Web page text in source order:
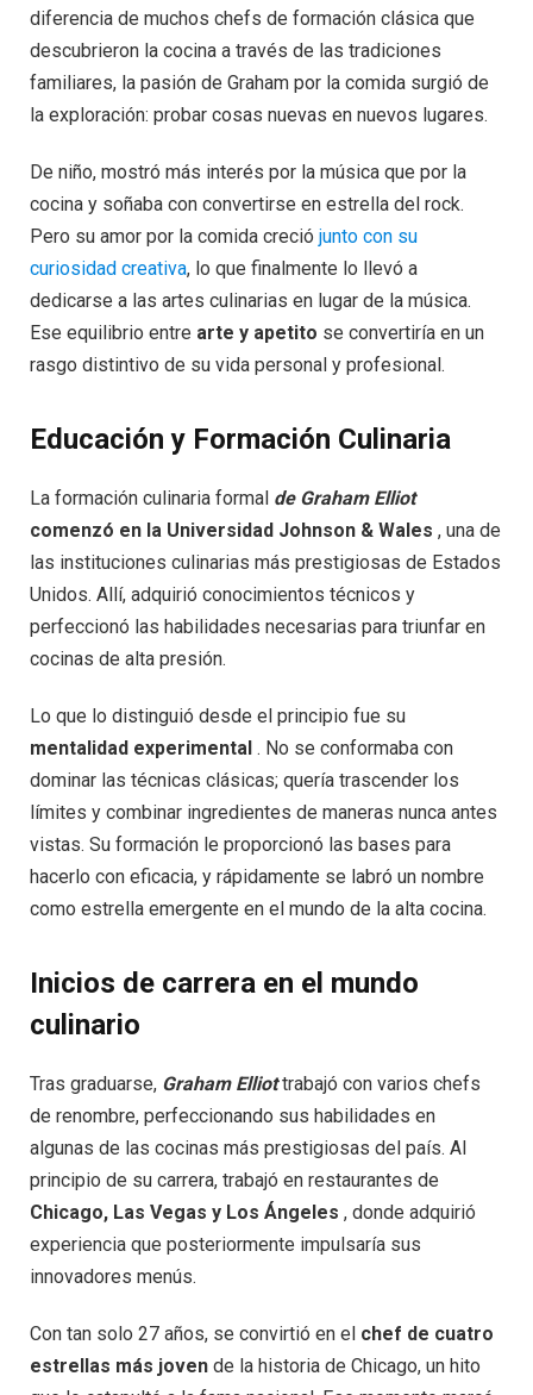
diferencia de muchos chefs de formación clásica que
descubrieron la cocina a través de las tradiciones
familiares, la pasión de Graham por la comida surgió de
la exploración: probar cosas nuevas en nuevos lugares.
De niño, mostró más interés por la música que por la
cocina y soñaba con convertirse en estrella del rock.
Pero su amor por la comida creció junto con su
curiosidad creativa, lo que finalmente lo llevó a
dedicarse a las artes culinarias en lugar de la música.
Ese equilibrio entre arte y apetito se convertiría en un
rasgo distintivo de su vida personal y profesional.
Educación y Formación Culinaria
La formación culinaria formal de Graham Elliot
comenzó en la Universidad Johnson & Wales , una de
las instituciones culinarias más prestigiosas de Estados
Unidos. Allí, adquirió conocimientos técnicos y
perfeccionó las habilidades necesarias para triunfar en
cocinas de alta presión.
Lo que lo distinguió desde el principio fue su
mentalidad experimental . No se conformaba con
dominar las técnicas clásicas; quería trascender los
límites y combinar ingredientes de maneras nunca antes
vistas. Su formación le proporcionó las bases para
hacerlo con eficacia, y rápidamente se labró un nombre
como estrella emergente en el mundo de la alta cocina.
Inicios de carrera en el mundo
culinario
Tras graduarse, Graham Elliottrabajó con varios chefs
de renombre, perfeccionando sus habilidades en
algunas de las cocinas más prestigiosas del país. Al
principio de su carrera, trabajó en restaurantes de
Chicago, Las Vegas y Los Ángeles , donde adquirió
experiencia que posteriormente impulsaría sus
innovadores menús.
Con tan solo 27 años, se convirtió en el chef de cuatro
estrellas más joven de la historia de Chicago, un hito